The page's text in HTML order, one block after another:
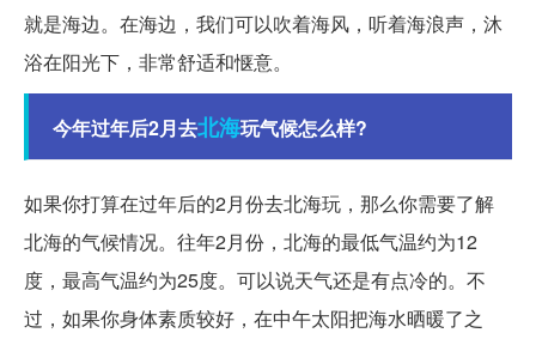
就是海边。在海边，我们可以吹着海风，听着海浪声，沐
浴在阳光下，非常舒适和惬意。
今年过年后2月去北海玩气候怎么样?
如果你打算在过年后的2月份去北海玩，那么你需要了解
北海的气候情况。往年2月份，北海的最低气温约为12
度，最高气温约为25度。可以说天气还是有点冷的。不
过，如果你身体素质较好，在中午太阳把海水晒暖了之